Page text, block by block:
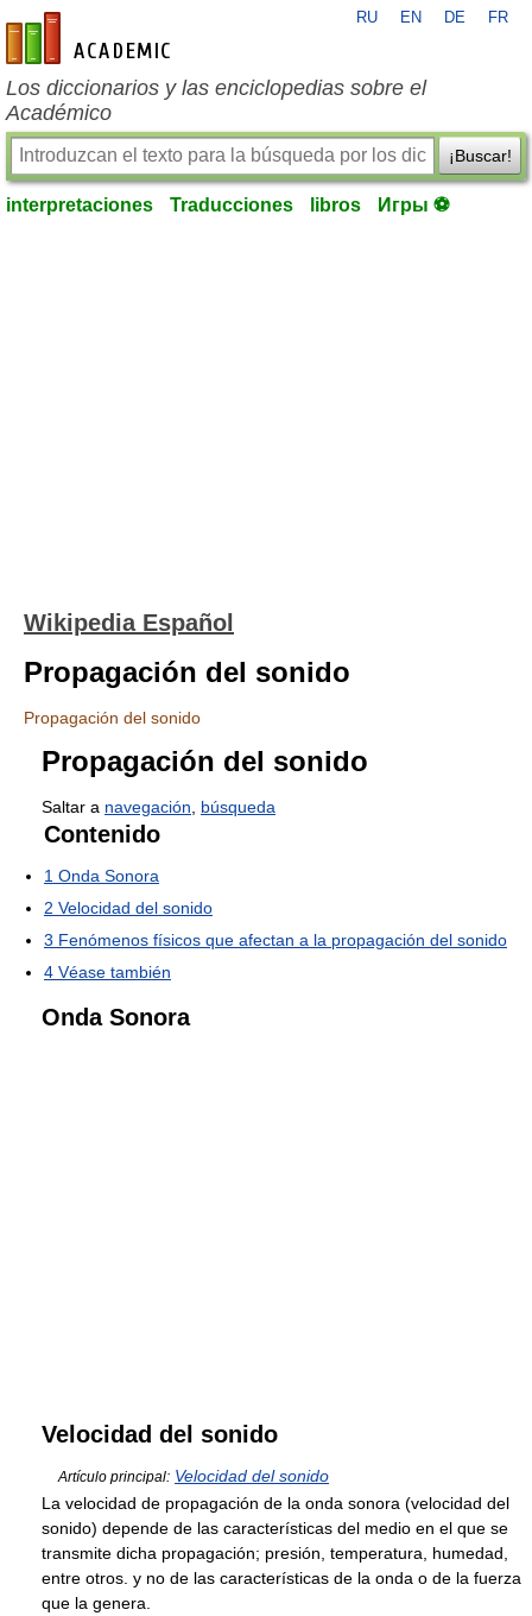
es-academic.com
RU EN DE FR
Los diccionarios y las enciclopedias sobre el
Académico
¡Buscar!
interpretaciones Traducciones libros Игры ⚽
Wikipedia Español
Propagación del sonido
Propagación del sonido
Propagación del sonido
Saltar a navegación búsqueda
Contenido
1 Onda Sonora
2 Velocidad del sonido
3 Fenómenos físicos que afectan a la propagación del sonido
4 Véase también
Onda Sonora
Velocidad del sonido
Artículo principal: Velocidad del sonido
La velocidad de propagación de la onda sonora (velocidad del
sonido) depende de las características del medio en el que se
transmite dicha propagación; presión, temperatura, humedad,
entre otros. y no de las características de la onda o de la fuerza
que la genera.